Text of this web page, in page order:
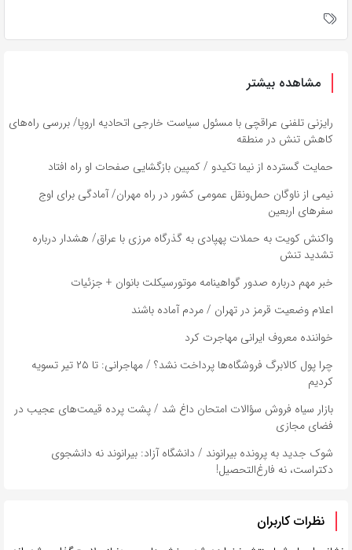
مشاهده بیشتر
رایزنی تلفنی عراقچی با مسئول سیاست خارجی اتحادیه اروپا/ بررسی راه‌های
کاهش تنش در منطقه
حمایت گسترده از نیما تکیدو / کمپین بازگشایی صفحات او راه افتاد
نیمی از ناوگان حمل‌ونقل عمومی کشور در راه مهران/ آمادگی برای اوج
سفر‌های اربعین
واکنش کویت به حملات پهپادی به گذرگاه مرزی با عراق/ هشدار درباره
تشدید تنش
خبر مهم درباره صدور گواهینامه موتورسیکلت بانوان + جزئیات
اعلام وضعیت قرمز در تهران / مردم آماده باشند
خواننده معروف ایرانی مهاجرت کرد
چرا پول کالابرگ فروشگاه‌ها پرداخت نشد؟ / مهاجرانی: تا ۲۵ تیر تسویه
کردیم
بازار سیاه فروش سؤالات امتحان داغ شد / پشت پرده قیمت‌های عجیب در
فضای مجازی
شوک جدید به پرونده بیرانوند / دانشگاه آزاد: بیرانوند نه دانشجوی
دکتراست، نه فارغ‌التحصیل!
نظرات کاربران